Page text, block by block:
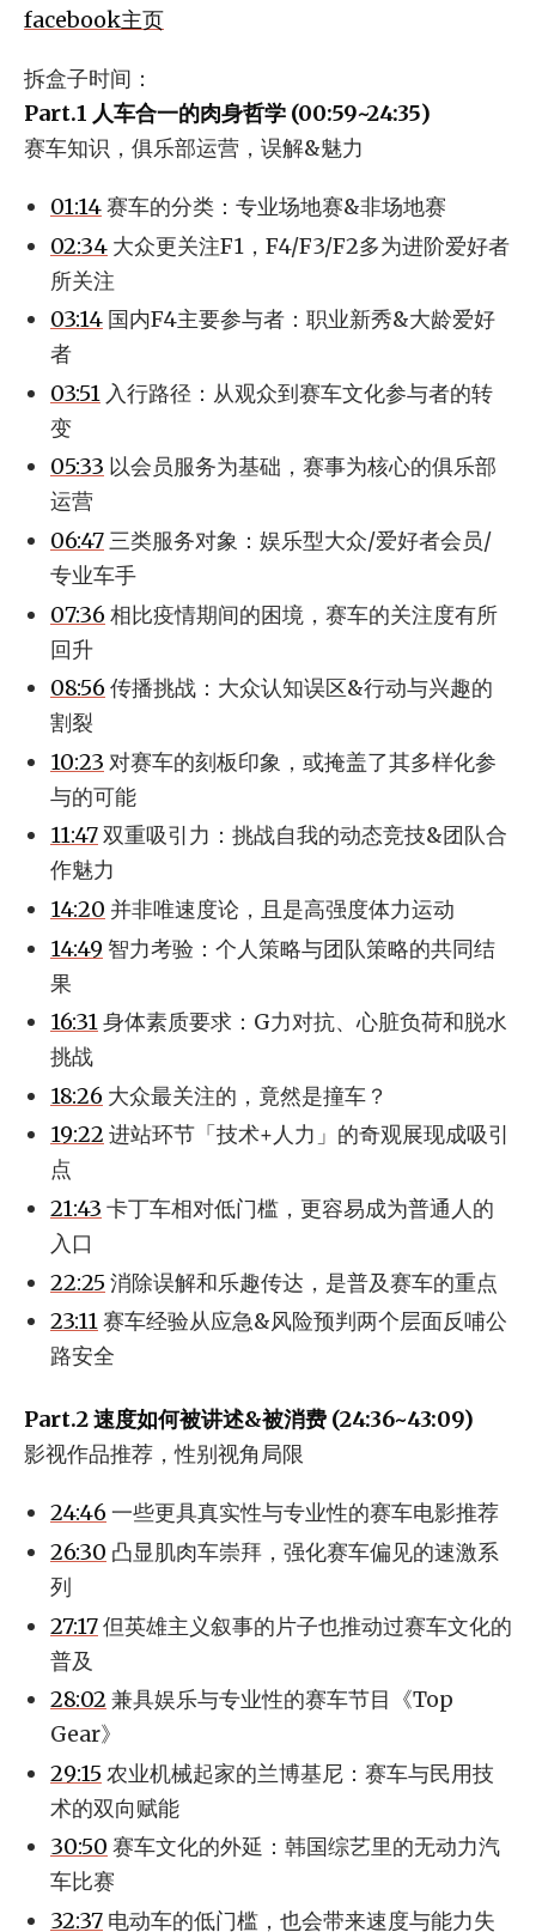
facebook主页
拆盒子时间：
Part.1 人车合一的肉身哲学 (00:59~24:35)
赛车知识，俱乐部运营，误解&魅力
01:14赛车的分类：专业场地赛&非场地赛
02:34 大众更关注F1，F4/F3/F2多为进阶爱好者
所关注
03:14 国内F4主要参与者：职业新秀&大龄爱好
者
03:51 入行路径：从观众到赛车文化参与者的转
变
05:33 以会员服务为基础，赛事为核心的俱乐部
运营
06:47三类服务对象：娱乐型大众/爱好者会员/
专业车手
07:36 相比疫情期间的困境，赛车的关注度有所
回升
08:56 传播挑战：大众认知误区&行动与兴趣的
割裂
10:23 对赛车的刻板印象，或掩盖了其多样化参
与的可能
11:47双重吸引力：挑战自我的动态竞技&团队合
作魅力
14:20 并非唯速度论，且是高强度体力运动
14:49 智力考验：个人策略与团队策略的共同结
果
16:31身体素质要求：G力对抗、心脏负荷和脱水
挑战
18:26 大众最关注的，竟然是撞车？
19:22 进站环节「技术+人力」的奇观展现成吸引
点
21:43 卡丁车相对低门槛，更容易成为普通人的
入口
22:25 消除误解和乐趣传达，是普及赛车的重点
23:11赛车经验从应急&风险预判两个层面反哺公
路安全
Part.2 速度如何被讲述&被消费 (24:36~43:09)
影视作品推荐，性别视角局限
24:46 一些更具真实性与专业性的赛车电影推荐
26:30 凸显肌肉车崇拜，强化赛车偏见的速激系
列
27:17但英雄主义叙事的片子也推动过赛车文化的
普及
28:02 兼具娱乐与专业性的赛车节目《Top
Gear》
29:15 农业机械起家的兰博基尼：赛车与民用技
术的双向赋能
30:50 赛车文化的外延：韩国综艺里的无动力汽
车比赛
32:37 电动车的低门槛，也会带来速度与能力失